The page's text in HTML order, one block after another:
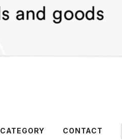
CATEGORY CONTACT